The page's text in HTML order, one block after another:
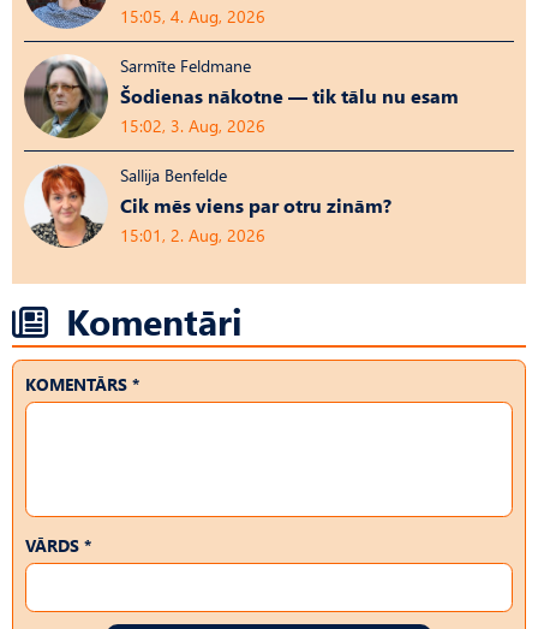
15:05, 4. Aug, 2026
Sarmīte Feldmane
Šodienas nākotne — tik tālu nu esam
15:02, 3. Aug, 2026
Sallija Benfelde
Cik mēs viens par otru zinām?
15:01, 2. Aug, 2026
Komentāri
KOMENTĀRS *
VĀRDS *